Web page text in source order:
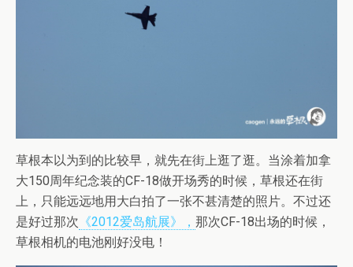
草根本以为到的比较早，就先在街上逛了逛。当涂着加拿
大150周年纪念装的CF-18做开场秀的时候，草根还在街
上，只能远远地用大白拍了一张不甚清楚的照片。不过还
是好过那次 《2012爱岛航展》， 那次CF-18出场的时候，
草根相机的电池刚好没电！